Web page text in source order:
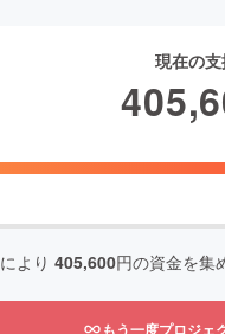
現在の
より 405,600円の資金を集
もう一度プロジェ